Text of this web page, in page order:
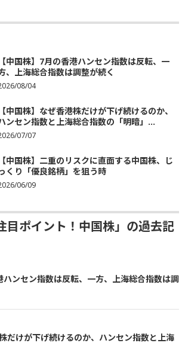
【中国株】7月の香港ハンセン指数は反転、一
、上海総合指数は調整が続く
08/04
【中国株】なぜ香港株だけが下げ続けるのか、
ンセン指数と上海総合指数の「明暗」...
07/07
【中国株】二重のリスクに直面する中国株、じ
くり「優良銘柄」を狙う時
06/09
目ポイント！中国株」の過去記
ハンセン指数は反転、一方、上海総合指数は調
だけが下げ続けるのか、ハンセン指数と上海